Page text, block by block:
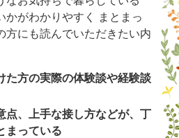
かがわかりやすく まとまっ
方にも読んでいただきたい内
た方の実際の体験談や経験談
点、上手な接し方などが、丁
まっている